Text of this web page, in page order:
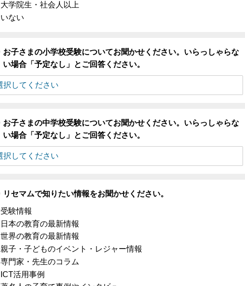
大学院生・社会人以上
いない
お子さまの小学校受験についてお聞かせください。いらっしゃらな
い場合「予定なし」とご回答ください。
お子さまの中学校受験についてお聞かせください。いらっしゃらな
い場合「予定なし」とご回答ください。
リセマムで知りたい情報をお聞かせください。
受験情報
日本の教育の最新情報
世界の教育の最新情報
親子・子どものイベント・レジャー情報
専門家・先生のコラム
ICT活用事例